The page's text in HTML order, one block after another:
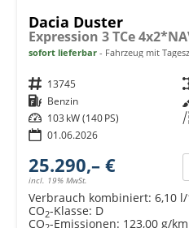
Dacia Duster
sofort lieferbar Fahrzeug mit
Fahrzeugnr. 13745
Kraftstoff Benzin
Leistung 103 kW (140 PS)
01.06.2026
25.290,– €
incl. 19% MwSt.
Verbrauch kombiniert: 6,10
CO2-Klasse: D
CO -Emissionen: 123,00 g/km